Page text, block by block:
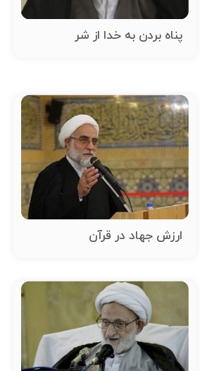
پناه بردن به خدا از شر
ارزش جهاد در قرآن